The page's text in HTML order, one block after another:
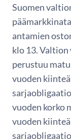
Suomen
antamien
klo 13.
perustuu
vuoden
vuoden korko
vuoden